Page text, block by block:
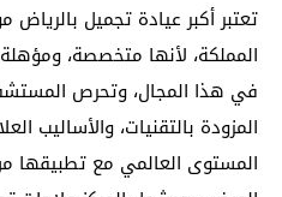
تعتبر أكبر عيادة تجميل
المملكة، لأنها متخصصة، ومؤهلة
في هذا المجال، وتحرص
المزودة بالتقنيات، والأساليب
المستوى العالمي مع تطبيقها